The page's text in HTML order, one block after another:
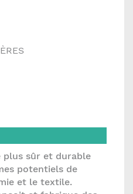
plus sûr et durable
potentiels de
et le textile.